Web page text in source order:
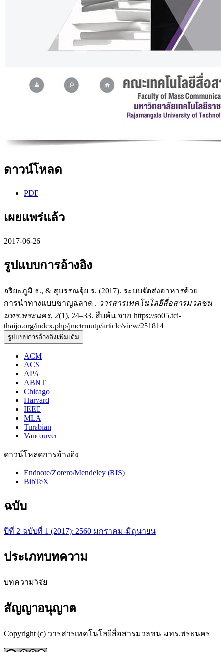
ดาวน์โหลด
PDF
เผยแพร่แล้ว
2017-06-26
รูปแบบการอ้างอิง
จริยะภูมิ ธ., & สุบรรณจุ้ย ร. (2017). ระบบจัดส่งอาหารด้วย
การนำทางแบบชาญฉลาด . วารสารเทคโนโลยีสื่อสารมวลชน
มทร.พระนคร, 2(1), 24–33. สืบค้น จาก https://so05.tci-
thaijo.org/index.php/jmctrmutp/article/view/251814
รูปแบบการอ้างอิงเพิ่มเติม
ACM
ACS
APA
ABNT
Chicago
Harvard
IEEE
MLA
Turabian
Vancouver
ดาวน์โหลดการอ้างอิง
Endnote/Zotero/Mendeley (RIS)
BibTeX
ฉบับ
ปีที่ 2 ฉบับที่ 1 (2017): 2560 มกราคม-มิถุนายน
ประเภทบทความ
บทความวิจัย
สัญญาอนุญาต
Copyright (c) วารสารเทคโนโลยีสื่อสารมวลชน มทร.พระนคร